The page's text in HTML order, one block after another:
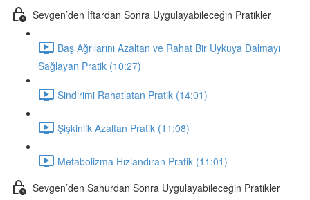
Sevgen’den İftardan Sonra Uygulayabileceğin Pratikler
Baş Ağrılarını Azaltan ve Rahat Bir Uykuya Dalmayı
Sağlayan Pratik (10:27)
Sindirimi Rahatlatan Pratik (14:01)
Şişkinlik Azaltan Pratik (11:08)
Metabolizma Hızlandıran Pratik (11:01)
Sevgen’den Sahurdan Sonra Uygulayabileceğin Pratikler